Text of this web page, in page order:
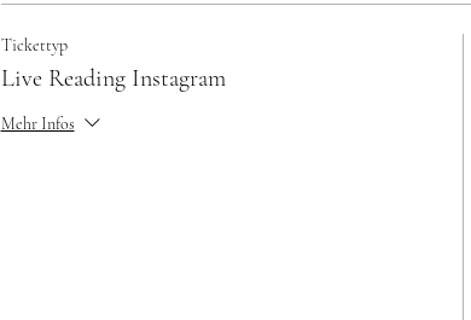
Tickettyp
Live Reading Instagram
Mehr Infos